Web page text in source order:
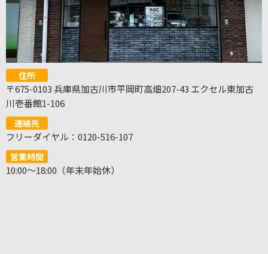
住所
〒675-0103 兵庫県加古川市平岡町高畑207-43 エクセル東加古
川壱番館1-106
連絡先
フリーダイヤル：0120-516-107
営業時間
10:00～18:00（年末年始休）